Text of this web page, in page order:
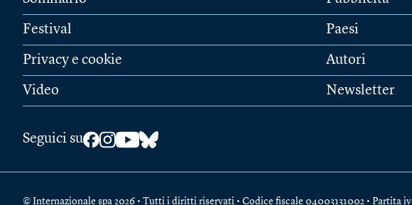
Festival
Privacy e cookie
Video
Paesi
Autori
Newsletter
Seguici su
© Internazionale spa 2026 • Tutti i diritti riservati • Codice fiscale 04003131002 • Partita